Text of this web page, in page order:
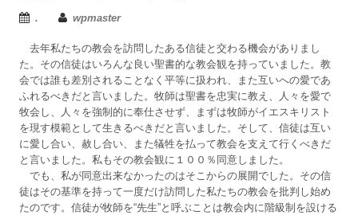
. wpmaster
去年私たちの教会を訪問したある信徒と交わる機会がありまし
た。その信徒はいろんな良い聖書的な教会観を持っていました。教
会では誰も差別されることなく平等に扱われ、また互いへの愛であ
ふれるべきだと言いました。牧師は聖書を忠実に教え、人々を愛で
牧会し、人々を強制的に奉仕させず、まずは牧師がイエスキリスト
を現す模範として生きるべきだと言いました。そして、信徒は互い
に愛し合い、赦し合い、また犠牲を払って教会を支えて行くべきだ
と言いました。私もその教会観に１００％同意しました。
でも、私が同意出来なかったのはそこからの展開でした。その信
徒はその基準を持って一度だけ訪問した私たちの教会を批判し始め
たのです。信徒が牧師を“先生”と呼ぶことは教会内に階級制を設ける